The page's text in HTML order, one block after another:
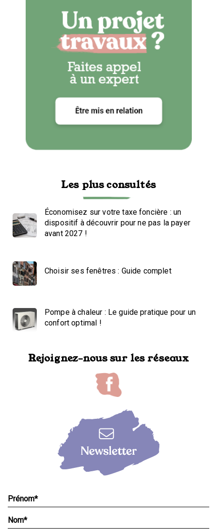
Les plus consultés
Économisez sur votre taxe foncière : un
dispositif à découvrir pour ne pas la payer
avant 2027 !
Choisir ses fenêtres : Guide complet
Pompe à chaleur : Le guide pratique pour un
confort optimal !
Rejoignez-nous sur les réseaux